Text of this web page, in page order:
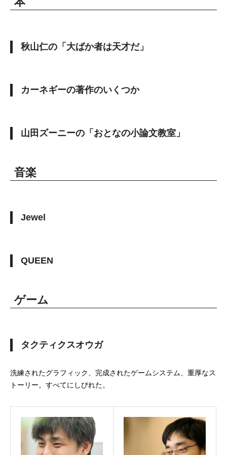
秋山仁の「大ばか者は天才だ」
カーネギーの著作のいくつか
山田ズーニーの「おとなの小論文教室」
音楽
Jewel
QUEEN
ゲーム
タクティクスオウガ
洗練されたグラフィック、完成されたゲームシステム、重厚なス
トーリー。すべてにしびれた。